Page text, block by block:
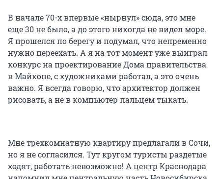
В начале 70-х впервые «нырнул» сюда, это мне
еще 30 не было, а до этого никогда не видел море.
Я прошелся по берегу и подумал, что непременно
нужно переехать. А я на тот момент уже выиграл
конкурс на проектирование Дома правительства
в Майкопе, с художниками работал, а это очень
важно. Я всегда говорю, что архитектор должен
рисовать, а не в компьютер пальцем тыкать.
Мне трехкомнатную квартиру предлагали в Сочи,
но я не согласился. Тут кругом туристы раздетые
ходят, работать невозможно! А центр Краснодара